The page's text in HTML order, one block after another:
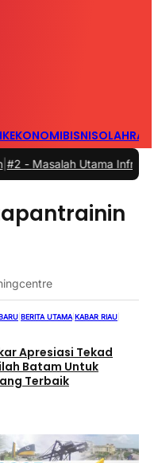
EKONOMIBISNIS
Utama Infrastruktur
BERITA UTAMA KABAR RIAU
Apresiasi Tekad
Batam Untuk
Terbaik